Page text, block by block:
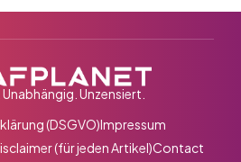
Unzensiert.
(DSGVO)Impressum
(für jeden Artikel)Contact